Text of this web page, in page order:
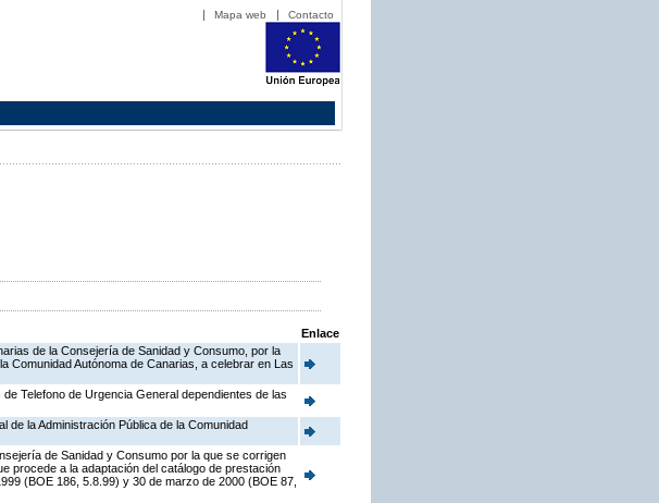
Mapa web Contacto
Enlace
de la Consejería de Sanidad y Consumo, por la
Comunidad Autónoma de Canarias, a celebrar en Las
Telefono de Urgencia General dependientes de las
de la Administración Pública de la Comunidad
de Sanidad y Consumo por la que se corrigen
procede a la adaptación del catálogo de prestación
(BOE 186, 5.8.99) y 30 de marzo de 2000 (BOE 87,